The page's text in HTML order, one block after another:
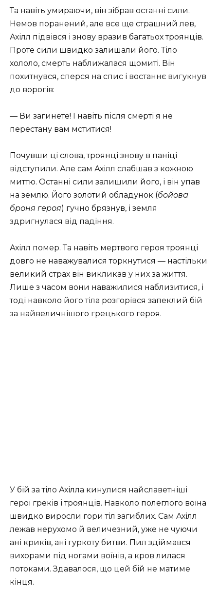
Та навіть умираючи, він зібрав останні сили.
Немов поранений, але все ще страшний лев,
Ахілл підвівся і знову вразив багатьох троянців.
Проте сили швидко залишали його. Тіло
хололо, смерть наближалася щомиті. Він
похитнувся, сперся на спис і востаннє вигукнув
до ворогів:
— Ви загинете! І навіть після смерті я не
перестану вам мститися!
Почувши ці слова, троянці знову в паніці
відступили. Але сам Ахілл слабшав з кожною
миттю. Останні сили залишили його, і він упав
на землю. Його золотий обладунок (бойова
броня героя) гучно брязнув, і земля
здригнулася від падіння.
Ахілл помер. Та навіть мертвого героя троянці
довго не наважувалися торкнутися — настільки
великий страх він викликав у них за життя.
Лише з часом вони наважилися наблизитися, і
тоді навколо його тіла розгорівся запеклий бій
за найвеличнішого грецького героя.
У бій за тіло Ахілла кинулися найславетніші
герої греків і троянців. Навколо полеглого воїна
швидко виросли гори тіл загиблих. Сам Ахілл
лежав нерухомо й величезний, уже не чуючи
ані криків, ані гуркоту битви. Пил здіймався
вихорами під ногами воїнів, а кров лилася
потоками. Здавалося, що цей бій не матиме
кінця.